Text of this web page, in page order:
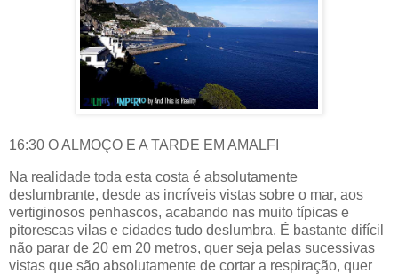
16:30 O ALMOÇO E A TARDE EM AMALFI
Na realidade toda esta costa é absolutamente
deslumbrante, desde as incríveis vistas sobre o mar, aos
vertiginosos penhascos, acabando nas muito típicas e
pitorescas vilas e cidades tudo deslumbra. É bastante difícil
não parar de 20 em 20 metros, quer seja pelas sucessivas
vistas que são absolutamente de cortar a respiração, quer